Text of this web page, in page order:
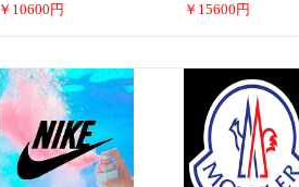
￥ 10600 円 ￥ 15600 円